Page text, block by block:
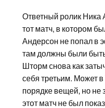
Ответный ролик Ника
тот матч, в котором
Андерсон не попал в
там должны были
Шторм снова как
себя третьим. Может
порядке вещей, но не
этот матч не был